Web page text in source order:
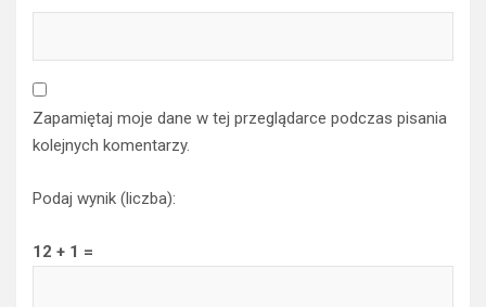
Zapamiętaj moje dane w tej przeglądarce podczas pisania
kolejnych komentarzy.
Podaj wynik (liczba):
12 + 1 =